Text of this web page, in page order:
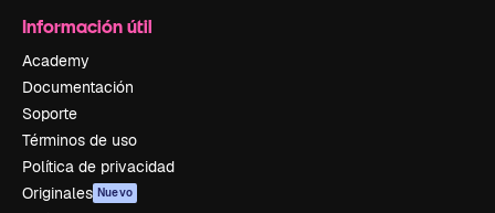
Información útil
Academy
Documentación
Soporte
Términos de uso
Política de privacidad
Originales Nuevo